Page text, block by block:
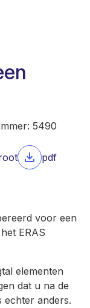
5490
pdf
voor een
ERAS
elementen
dat u na de
echter anders.